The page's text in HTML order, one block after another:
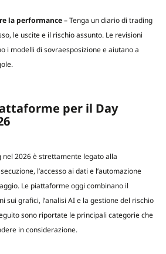
la performance– Tenga un diario di trading
le uscite e il rischio assunto. Le revisioni
i modelli di sovraesposizione e aiutano a
per il Day
nel 2026 è strettamente legato alla
l’accesso ai dati e l’automazione
Le piattaforme oggi combinano il
sui grafici, l’analisi AI e la gestione del rischio
sono riportate le principali categorie che
in considerazione.